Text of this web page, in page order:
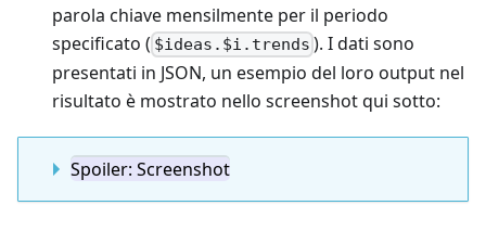
parola chiave mensilmente per il periodo
specificato ( $ideas.$i.trends ). I dati sono
presentati in JSON, un esempio del loro output nel
risultato è mostrato nello screenshot qui sotto:
Spoiler: Screenshot